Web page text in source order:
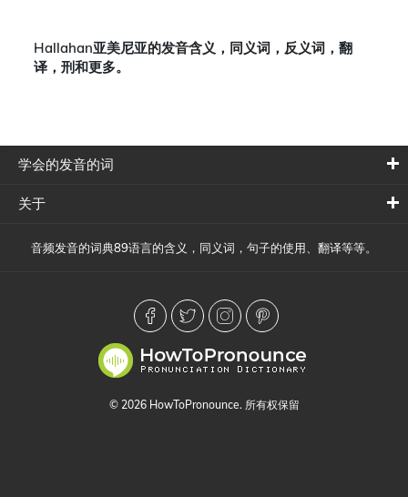
Hallahan亚美尼亚的发音含义，同义词，反义词，翻
译，刑和更多。
学会的发音的词
关于
音频发音的词典89语言的含义，同义词，句子的使用、翻译等等。
© 2026 HowToPronounce. 所有权保留